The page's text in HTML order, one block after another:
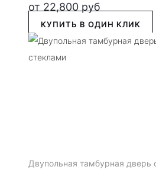
от 22,800 руб
КУПИТЬ В ОДИН КЛИК
Двупольная тамбурная дверь